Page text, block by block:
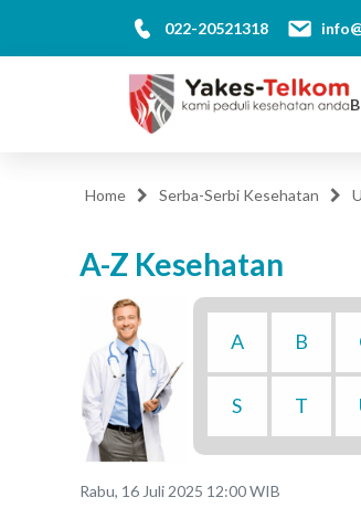
022-20521318
Home Serba-Serbi Kesehatan
A-Z Kesehatan
A B
S T
Rabu, 16 Juli 2025 12:00 WIB